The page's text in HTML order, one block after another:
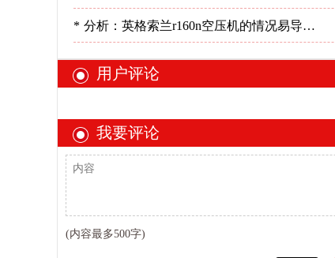
深圳稳超
* 分析：英格索兰r160n空压机的情况易导致
的问题-深圳稳超
用户评论
我要评论
(内容最多500字)